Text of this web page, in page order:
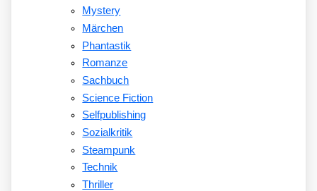
Mystery
Märchen
Phantastik
Romanze
Sachbuch
Science Fiction
Selfpublishing
Sozialkritik
Steampunk
Technik
Thriller